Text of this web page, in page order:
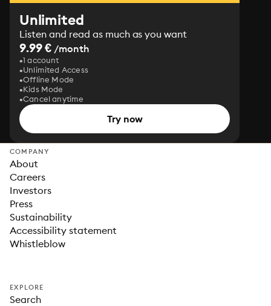
Unlimited
Listen and read as much as you want
9.99 € /month
1 account
Unlimited Access
Offline Mode
Kids Mode
Cancel anytime
Try now
COMPANY
About
Careers
Investors
Press
Sustainability
Accessibility statement
Whistleblow
EXPLORE
Search